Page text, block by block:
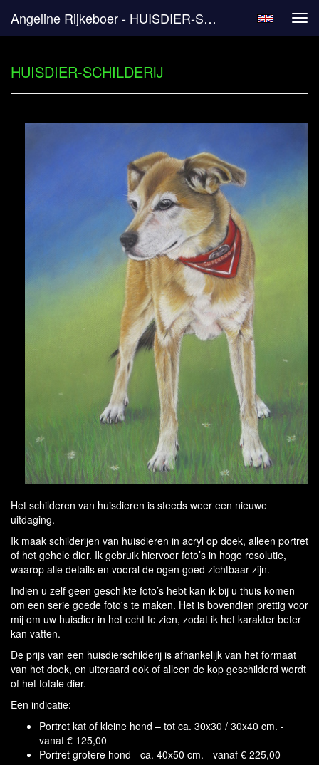
Angeline Rijkeboer - HUISDIER-SCHILDERIJ
HUISDIER-SCHILDERIJ
Het schilderen van huisdieren is steeds weer een nieuwe
uitdaging.
Ik maak schilderijen van huisdieren in acryl op doek, alleen portret
of het gehele dier. Ik gebruik hiervoor foto’s in hoge resolutie,
waarop alle details en vooral de ogen goed zichtbaar zijn.
Indien u zelf geen geschikte foto’s hebt kan ik bij u thuis komen
om een serie goede foto's te maken. Het is bovendien prettig voor
mij om uw huisdier in het echt te zien, zodat ik het karakter beter
kan vatten.
De prijs van een huisdierschilderij is afhankelijk van het formaat
van het doek, en uiteraard ook of alleen de kop geschilderd wordt
of het totale dier.
Een indicatie:
Portret kat of kleine hond – tot ca. 30x30 / 30x40 cm. -
vanaf € 125,00
Portret grotere hond - ca. 40x50 cm. - vanaf € 225,00